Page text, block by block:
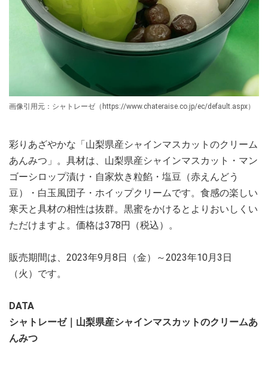
画像引用元：シャトレーゼ（https://www.chateraise.co.jp/ec/default.aspx）
彩りあざやかな「山梨県産シャインマスカットのクリーム
あんみつ」。具材は、山梨県産シャインマスカット・マン
ゴーシロップ漬け・自家炊き粒餡・塩豆（赤えんどう
豆）・白玉風団子・ホイップクリームです。食感の楽しい
寒天と具材の相性は抜群。黒蜜をかけるとよりおいしくい
ただけますよ。価格は378円（税込）。
販売期間は、2023年9月8日（金）～2023年10月3日
（火）です。
DATA
シャトレーゼ｜山梨県産シャインマスカットのクリームあ
んみつ